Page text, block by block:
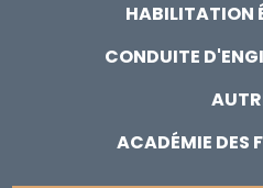
HABILITATION
CONDUITE
ACADÉMIE DES